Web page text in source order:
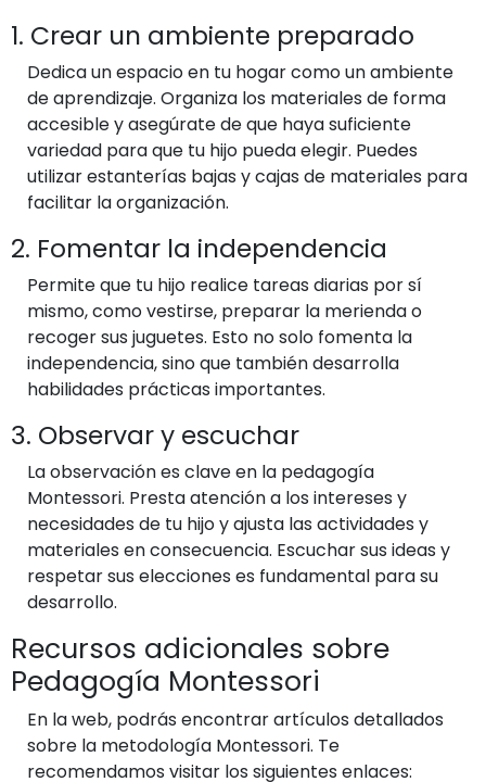
1. Crear un ambiente preparado
Dedica un espacio en tu hogar como un ambiente
de aprendizaje. Organiza los materiales de forma
accesible y asegúrate de que haya suficiente
variedad para que tu hijo pueda elegir. Puedes
utilizar estanterías bajas y cajas de materiales para
facilitar la organización.
2. Fomentar la independencia
Permite que tu hijo realice tareas diarias por sí
mismo, como vestirse, preparar la merienda o
recoger sus juguetes. Esto no solo fomenta la
independencia, sino que también desarrolla
habilidades prácticas importantes.
3. Observar y escuchar
La observación es clave en la pedagogía
Montessori. Presta atención a los intereses y
necesidades de tu hijo y ajusta las actividades y
materiales en consecuencia. Escuchar sus ideas y
respetar sus elecciones es fundamental para su
desarrollo.
Recursos adicionales sobre
Pedagogía Montessori
En la web, podrás encontrar artículos detallados
sobre la metodología Montessori. Te
recomendamos visitar los siguientes enlaces: